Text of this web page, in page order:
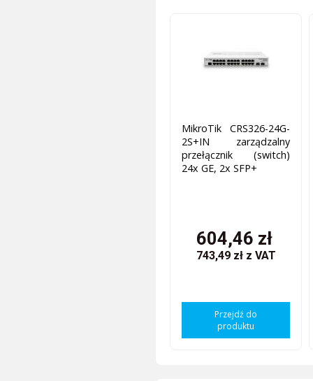
MikroTik CRS326-24G-
2S+IN zarządzalny
przełącznik (switch)
24x GE, 2x SFP+
604,46 zł
743,49 zł z VAT
Przejdź do
produktu